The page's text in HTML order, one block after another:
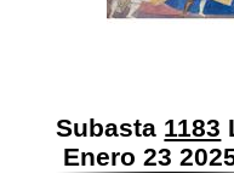
Subasta 1183
Enero 23